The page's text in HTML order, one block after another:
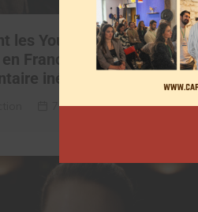
les YouTubeurs sont
France, découvrez le
inédit
7 août 2026